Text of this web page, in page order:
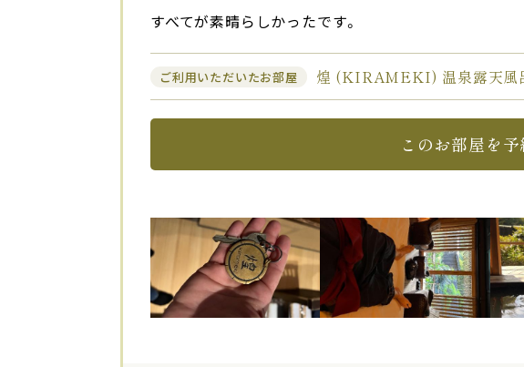
すべてが素晴らしかったです。
ご利用いただいたお部屋 煌 (KIRAMEKI) 温泉露天風
このお部屋を予